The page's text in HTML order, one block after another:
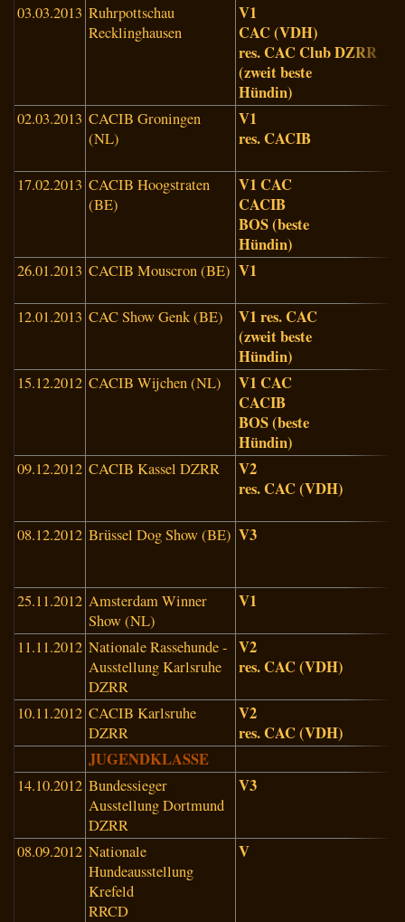
03.03.2013 Ruhrpottschau
Recklinghausen
V1
CAC (VDH)
res. CAC Club DZRR
(zweit beste
Hündin)
02.03.2013 CACIB Groningen
(NL)
V1
res. CACIB
17.02.2013 CACIB Hoogstraten
(BE)
V1 CAC
CACIB
BOS (beste
Hündin)
26.01.2013 CACIB Mouscron (BE) V1
12.01.2013 CAC Show Genk (BE)
V1 res. CAC
(zweit beste
Hündin)
15.12.2012 CACIB Wijchen (NL)
V1 CAC
CACIB
BOS (beste
Hündin)
09.12.2012 CACIB Kassel DZRR
V2
res. CAC (VDH)
08.12.2012 Brüssel Dog Show (BE) V3
25.11.2012 Amsterdam Winner
Show (NL)
V1
11.11.2012 Nationale Rassehunde -
Ausstellung Karlsruhe
DZRR
V2
res. CAC (VDH)
10.11.2012 CACIB Karlsruhe
DZRR
V2
res. CAC (VDH)
JUGENDKLASSE
14.10.2012 Bundessieger
Ausstellung Dortmund
DZRR
V3
08.09.2012 Nationale
Hundeausstellung
Krefeld
RRCD
V